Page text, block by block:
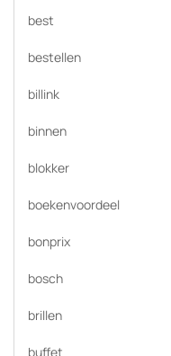
best
bestellen
billink
binnen
blokker
boekenvoordeel
bonprix
bosch
brillen
buffet